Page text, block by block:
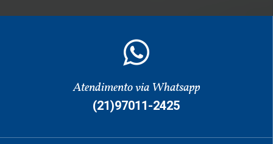
Atendimento via Whatsapp
(21)97011-2425